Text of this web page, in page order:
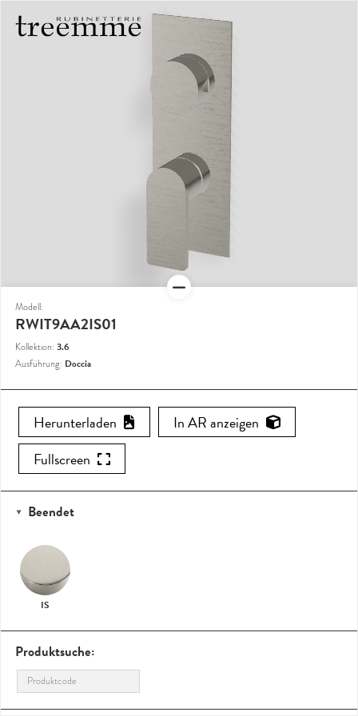
Modell:
RWIT9AA2IS01
Kollektion: 3.6
Ausführung: Doccia
Herunterladen
In AR anzeigen
Fullscreen
Beendet
IS
Produktsuche: